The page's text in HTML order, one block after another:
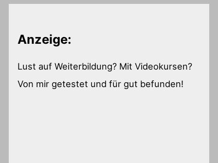
Anzeige:
Lust auf Weiterbildung? Mit Videokursen?
Von mir getestet und für gut befunden!